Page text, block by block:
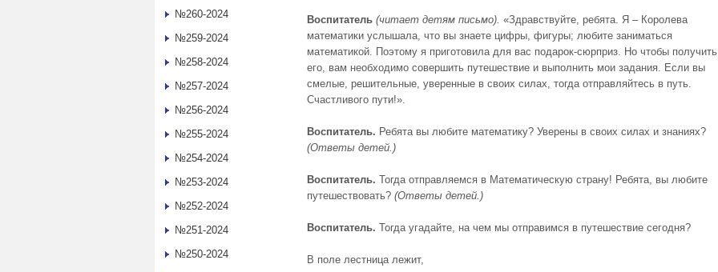
Воспитатель (читает детям письмо). «Здравствуйте, ребята. Я – Королева
математики услышала, что вы знаете цифры, фигуры; любите заниматься
математикой. Поэтому я приготовила для вас подарок-сюрприз. Но чтобы получить
его, вам необходимо совершить путешествие и выполнить мои задания. Если вы
смелые, решительные, уверенные в своих силах, тогда отправляйтесь в путь.
Счастливого пути!».
Воспитатель. Ребята вы любите математику? Уверены в своих силах и знаниях?
(Ответы детей.)
Воспитатель. Тогда отправляемся в Математическую страну! Ребята, вы любите
путешествовать? (Ответы детей.)
Воспитатель. Тогда угадайте, на чем мы отправимся в путешествие сегодня?
В поле лестница лежит,
№260-2024
№259-2024
№258-2024
№257-2024
№256-2024
№255-2024
№254-2024
№253-2024
№252-2024
№251-2024
№250-2024